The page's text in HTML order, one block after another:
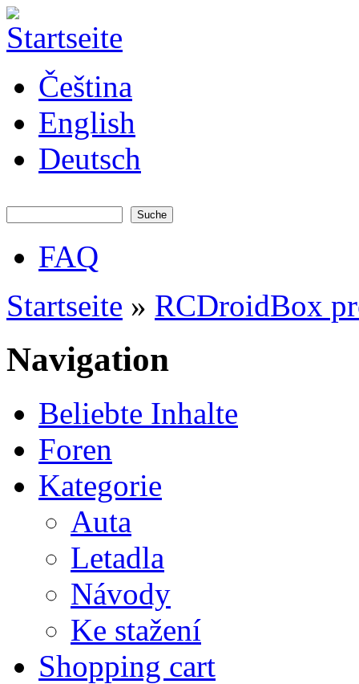
Direkt zum Inhalt
systems -
elektronika
pro RC
modely
Čeština
English
Deutsch
Hauptmenü
FAQ
Sie sind hier
Startseite » RCDroidBox
Navigation
Beliebte Inhalte
Foren
Kategorie
Auta
Letadla
Návody
Ke stažení
Shopping cart